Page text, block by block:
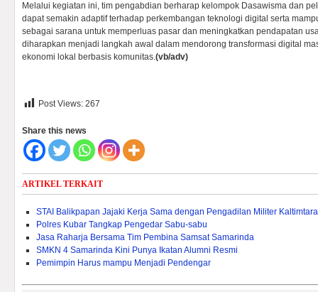
Melalui kegiatan ini, tim pengabdian berharap kelompok Dasawisma dan
dapat semakin adaptif terhadap perkembangan teknologi digital serta
sebagai sarana untuk memperluas pasar dan meningkatkan pendapatan
diharapkan menjadi langkah awal dalam mendorong transformasi digital
ekonomi lokal berbasis komunitas.(vb/adv)
Post Views: 267
Share this news
ARTIKEL TERKAIT
STAI Balikpapan Jajaki Kerja Sama dengan Pengadilan Militer Kaltimtara
Polres Kubar Tangkap Pengedar Sabu-sabu
Jasa Raharja Bersama Tim Pembina Samsat Samarinda
SMKN 4 Samarinda Kini Punya Ikatan Alumni Resmi
Pemimpin Harus mampu Menjadi Pendengar